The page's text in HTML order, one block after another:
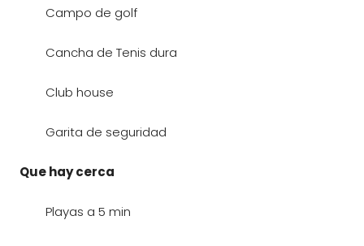
Campo de golf
Cancha de Tenis dura
Club house
Garita de seguridad
Que hay cerca
Playas a 5 min